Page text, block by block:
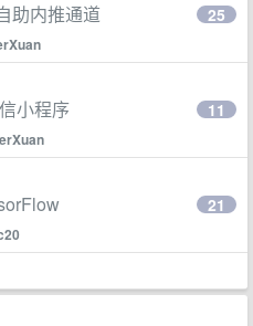
助内推通道 25
小程序 11
21